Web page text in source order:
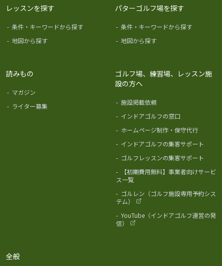
レッスンを探す
- 条件・キーワードから探す
- 地図から探す
パターゴルフ場を探す
- 条件・キーワードから探す
- 地図から探す
読みもの
- マガジン
- ライター募集
ゴルフ場、練習場、レッスン施
設の方へ
- 施設掲載依頼
- インドアゴルフの窓口
- ホームページ制作・保守代行
- インドアゴルフの集客サポート
- ゴルフレッスンの集客サポート
-
【初期費用無料】事業者向けサービ
ス一覧
- ゴルレン（ゴルフ施設専用予約シス
テム）
- YouTube（インドアゴルフ運営の発
信）
全般